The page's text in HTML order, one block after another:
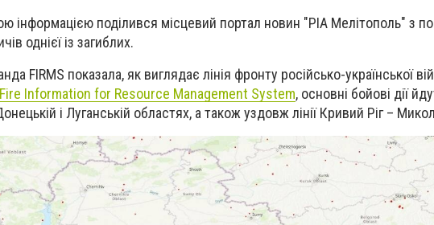
інформацією поділився місцевий портал новин "РІА Мелітополь" з
однієї із загиблих.
FIRMS показала, як виглядає лінія фронту російсько-української
Information for Resource Management System, основні бойові дії
і Луганській областях, а також уздовж лінії Кривий Ріг –